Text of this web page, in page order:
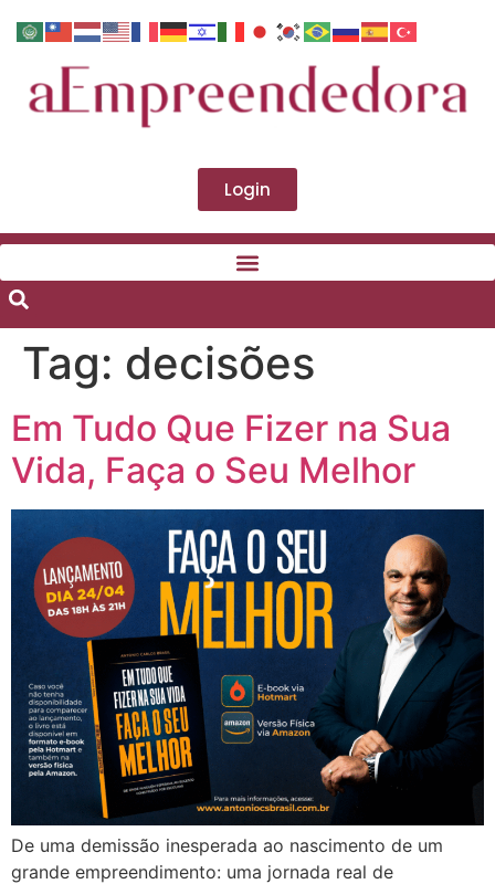
Login
Tag: decisões
Em Tudo Que Fizer na Sua
Vida, Faça o Seu Melhor
De uma demissão inesperada ao nascimento de um
grande empreendimento: uma jornada real de